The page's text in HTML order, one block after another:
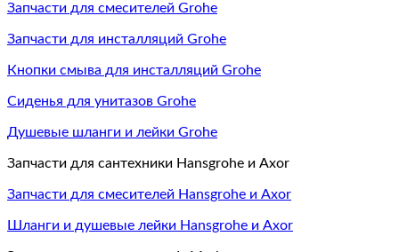
Запчасти для смесителей Grohe
Запчасти для инсталляций Grohe
Кнопки смыва для инсталляций Grohe
Сиденья для унитазов Grohe
Душевые шланги и лейки Grohe
Запчасти для сантехники Hansgrohe и Axor
Запчасти для смесителей Hansgrohe и Axor
Шланги и душевые лейки Hansgrohe и Axor